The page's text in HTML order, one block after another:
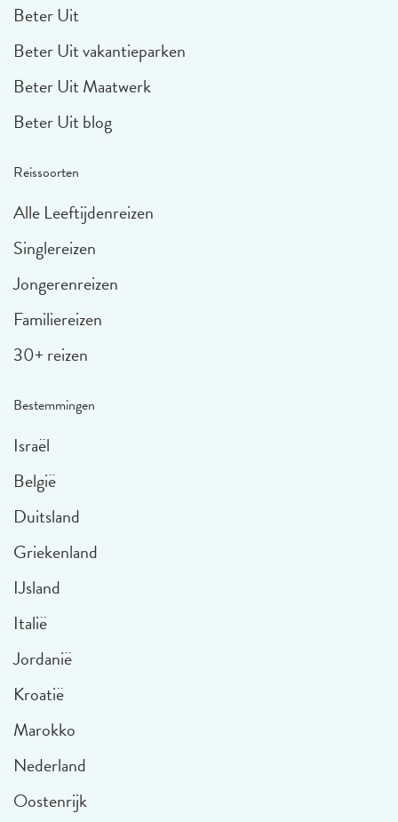
Beter Uit
Beter Uit vakantieparken
Beter Uit Maatwerk
Beter Uit blog
Reissoorten
Alle Leeftijdenreizen
Singlereizen
Jongerenreizen
Familiereizen
30+ reizen
Bestemmingen
Israël
België
Duitsland
Griekenland
IJsland
Italië
Jordanië
Kroatië
Marokko
Nederland
Oostenrijk